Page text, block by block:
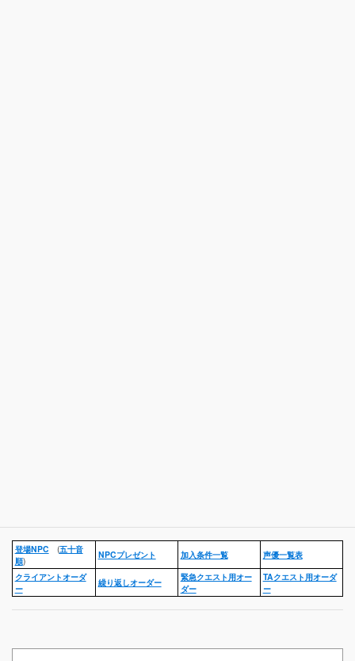
登場NPC (五十音
順)
NPCプレゼント 加入条件一覧
声優一覧表
クライアントオーダ
ー
繰り返しオーダー
緊急クエスト用オー
ダー
TAクエスト用オーダ
ー